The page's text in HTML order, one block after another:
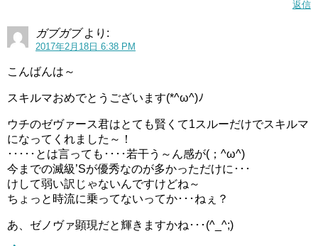
返信
ガブガブ より:
2017年2月18日 6:38 PM
こんばんは～
スキルマおめでとうございます(*^ω^)ﾉ
ウチのゼヴァース君はとても賢くて1スルーだけでスキルマ
になってくれました～！
･････とは言っても････若干う～ん感が(；^ω^)
今までの滅級’Sが優秀なのが多かっただけに･･･
けして弱い訳じゃないんですけどね～
ちょっと時流に乗ってないってか･･･ねぇ？
あ、ゼノヴァ顕現だと輝きますかね･･･(^_^;)